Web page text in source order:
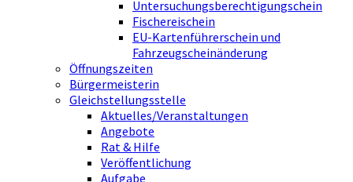
Untersuchungsberechtigungschein
Fischereischein
EU-Kartenführerschein und
Fahrzeugscheinänderung
Öffnungszeiten
Bürgermeisterin
Gleichstellungsstelle
Aktuelles/Veranstaltungen
Angebote
Rat & Hilfe
Veröffentlichung
Aufgabe